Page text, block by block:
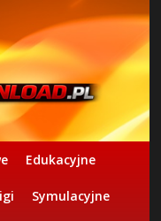
Edukacyjne
Symulacyjne